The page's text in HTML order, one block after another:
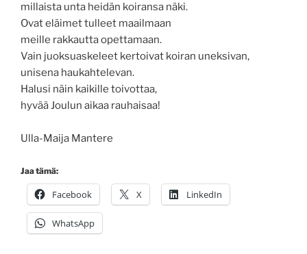
millaista unta heidän koiransa näki.
Ovat eläimet tulleet maailmaan
meille rakkautta opettamaan.
Vain juoksuaskeleet kertoivat koiran uneksivan,
unisena haukahtelevan.
Halusi näin kaikille toivottaa,
hyvää Joulun aikaa rauhaisaa!
Ulla-Maija Mantere
Jaa tämä:
Facebook X LinkedIn
WhatsApp